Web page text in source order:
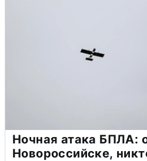
Ночная атака БПЛА:
Новороссийске,